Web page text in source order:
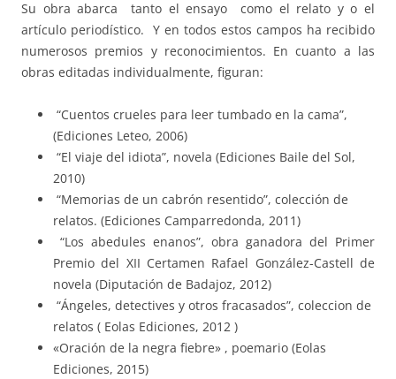
Su obra abarca tanto el ensayo como el relato y o el
artículo periodístico. Y en todos estos campos ha recibido
numerosos premios y reconocimientos. En cuanto a las
obras editadas individualmente, figuran:
“Cuentos crueles para leer tumbado en la cama”,
(Ediciones Leteo, 2006)
“El viaje del idiota”, novela (Ediciones Baile del Sol,
2010)
“Memorias de un cabrón resentido”, colección de
relatos. (Ediciones Camparredonda, 2011)
“Los abedules enanos”, obra ganadora del Primer
Premio del XII Certamen Rafael González-Castell de
novela (Diputación de Badajoz, 2012)
“Ángeles, detectives y otros fracasados”, coleccion de
relatos ( Eolas Ediciones, 2012 )
«Oración de la negra fiebre» , poemario (Eolas
Ediciones, 2015)